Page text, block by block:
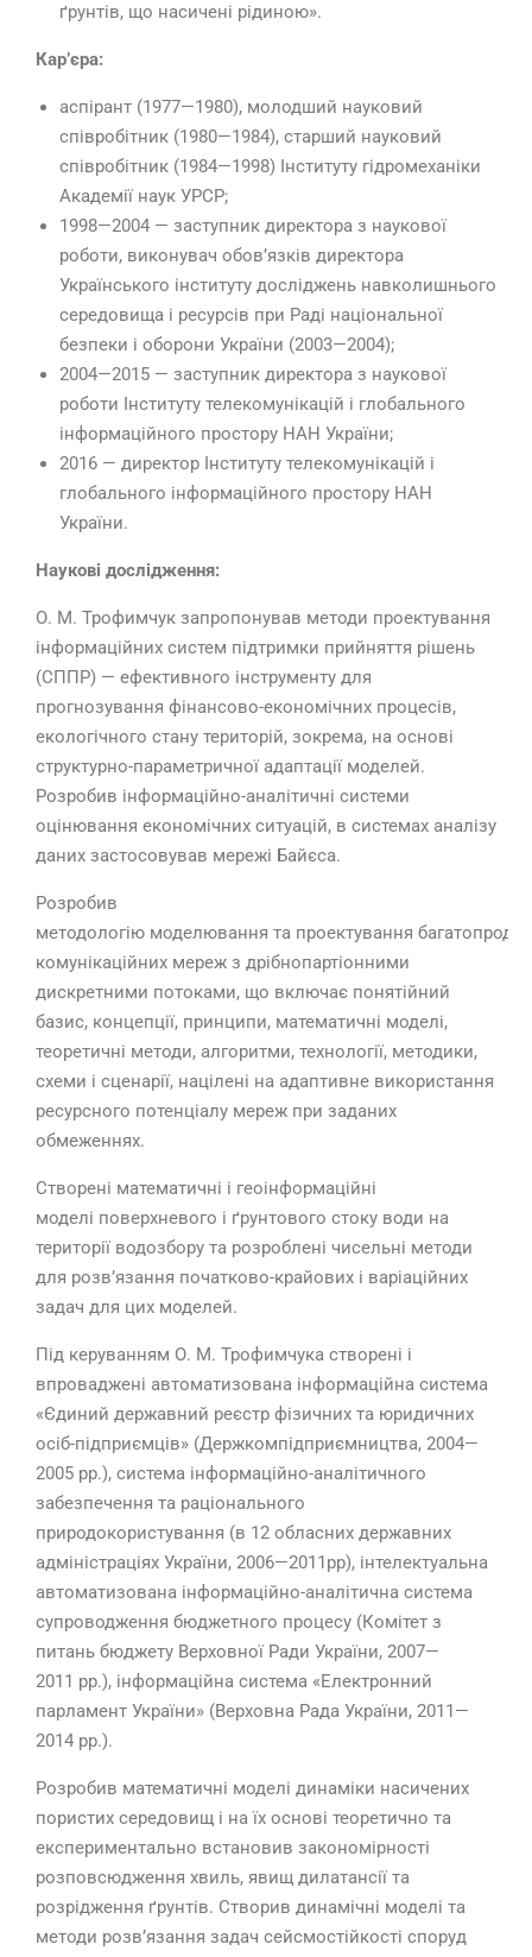
ґрунтів, що насичені рідиною».
Кар’єра:
аспірант (1977—1980), молодший науковий
співробітник (1980—1984), старший науковий
співробітник (1984—1998) Інституту гідромеханіки
Академії наук УРСР;
1998—2004 — заступник директора з наукової
роботи, виконувач обов’язків директора
Українського інституту досліджень навколишнього
середовища і ресурсів при Раді національної
безпеки і оборони України (2003—2004);
2004—2015 — заступник директора з наукової
роботи Інституту телекомунікацій і глобального
інформаційного простору НАН України;
2016 — директор Інституту телекомунікацій і
глобального інформаційного простору НАН
України.
Наукові дослідження:
О. М. Трофимчук запропонував методи проектування
інформаційних систем підтримки прийняття рішень
(СППР) — ефективного інструменту для
прогнозування фінансово-економічних процесів,
екологічного стану територій, зокрема, на основі
структурно-параметричної адаптації моделей.
Розробив інформаційно-аналітичні системи
оцінювання економічних ситуацій, в системах аналізу
даних застосовував мережі Байєса.
Розробив
методологію моделювання та проектування
комунікаційних мереж з дрібнопартіонними
дискретними потоками, що включає понятійний
базис, концепції, принципи, математичні моделі,
теоретичні методи, алгоритми, технології, методики,
схеми і сценарії, націлені на адаптивне використання
ресурсного потенціалу мереж при заданих
обмеженнях.
Створені математичні і геоінформаційні
моделі поверхневого і ґрунтового стоку води на
території водозбору та розроблені чисельні методи
для розв’язання початково-крайових і варіаційних
задач для цих моделей.
Під керуванням О. М. Трофимчука створені і
впроваджені автоматизована інформаційна система
«Єдиний державний реєстр фізичних та юридичних
осіб-підприємців» (Держкомпідприємництва, 2004—
2005 рр.), система інформаційно-аналітичного
забезпечення та раціонального
природокористування (в 12 обласних державних
адміністраціях України, 2006—2011рр), інтелектуальна
автоматизована інформаційно-аналітична система
супроводження бюджетного процесу (Комітет з
питань бюджету Верховної Ради України, 2007—
2011 рр.), інформаційна система «Електронний
парламент України» (Верховна Рада України, 2011—
2014 рр.).
Розробив математичні моделі динаміки насичених
пористих середовищ і на їх основі теоретично та
експериментально встановив закономірності
розповсюдження хвиль, явищ дилатансії та
розрідження ґрунтів. Створив динамічні моделі та
методи розв’язання задач сейсмостійкості споруд